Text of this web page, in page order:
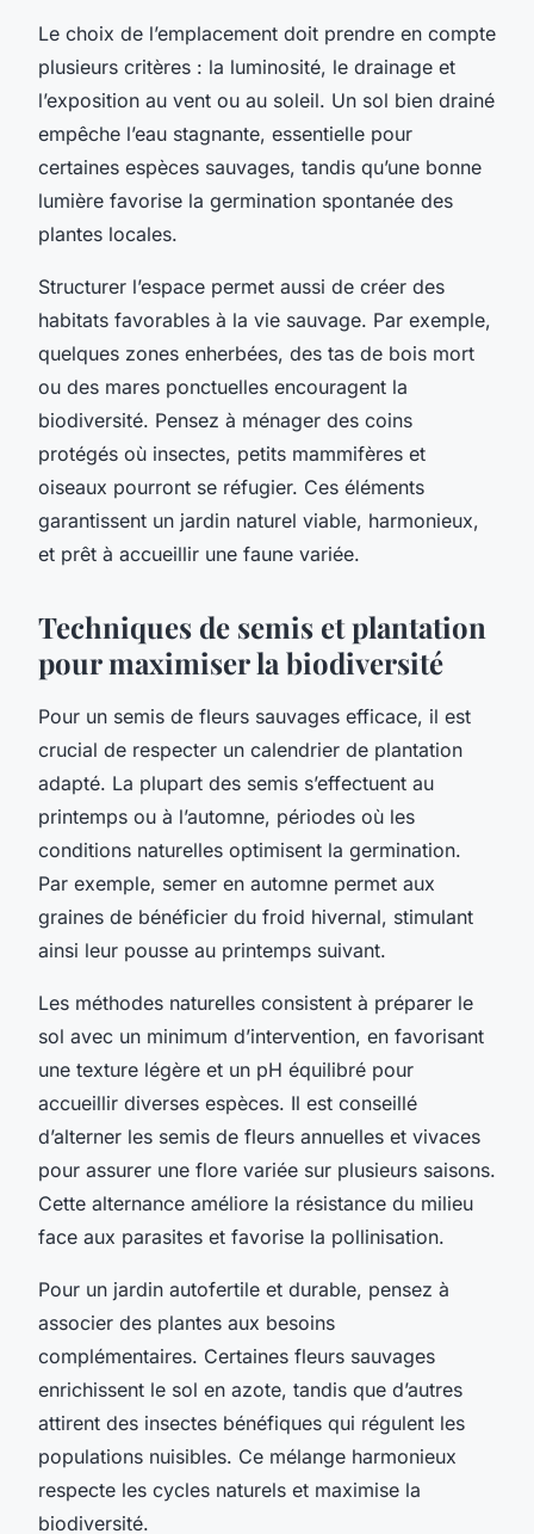
Le choix de l’emplacement doit prendre en compte
plusieurs critères : la luminosité, le drainage et
l’exposition au vent ou au soleil. Un sol bien drainé
empêche l’eau stagnante, essentielle pour
certaines espèces sauvages, tandis qu’une bonne
lumière favorise la germination spontanée des
plantes locales.
Structurer l’espace permet aussi de créer des
habitats favorables à la vie sauvage. Par exemple,
quelques zones enherbées, des tas de bois mort
ou des mares ponctuelles encouragent la
biodiversité. Pensez à ménager des coins
protégés où insectes, petits mammifères et
oiseaux pourront se réfugier. Ces éléments
garantissent un jardin naturel viable, harmonieux,
et prêt à accueillir une faune variée.
Techniques de semis et plantation
pour maximiser la biodiversité
Pour un semis de fleurs sauvages efficace, il est
crucial de respecter un calendrier de plantation
adapté. La plupart des semis s’effectuent au
printemps ou à l’automne, périodes où les
conditions naturelles optimisent la germination.
Par exemple, semer en automne permet aux
graines de bénéficier du froid hivernal, stimulant
ainsi leur pousse au printemps suivant.
Les méthodes naturelles consistent à préparer le
sol avec un minimum d’intervention, en favorisant
une texture légère et un pH équilibré pour
accueillir diverses espèces. Il est conseillé
d’alterner les semis de fleurs annuelles et vivaces
pour assurer une flore variée sur plusieurs saisons.
Cette alternance améliore la résistance du milieu
face aux parasites et favorise la pollinisation.
Pour un jardin autofertile et durable, pensez à
associer des plantes aux besoins
complémentaires. Certaines fleurs sauvages
enrichissent le sol en azote, tandis que d’autres
attirent des insectes bénéfiques qui régulent les
populations nuisibles. Ce mélange harmonieux
respecte les cycles naturels et maximise la
biodiversité.